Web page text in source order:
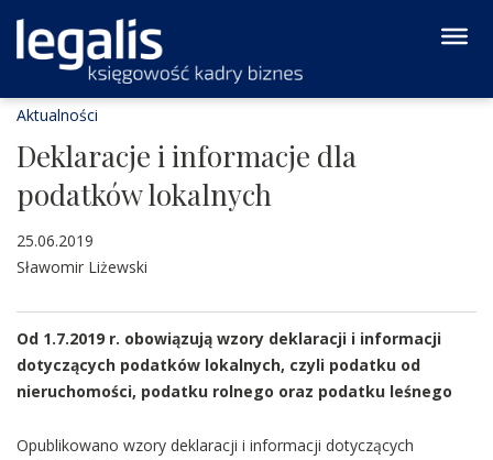
Aktualności
Deklaracje i informacje dla
podatków lokalnych
25.06.2019
Sławomir Liżewski
Od 1.7.2019 r. obowiązują wzory deklaracji i informacji
dotyczących podatków lokalnych, czyli podatku od
nieruchomości, podatku rolnego oraz podatku leśnego
Opublikowano wzory deklaracji i informacji dotyczących